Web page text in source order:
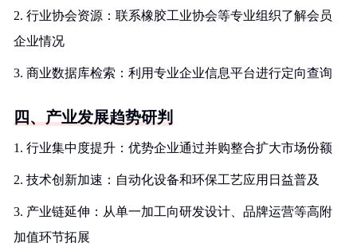
2. 行业协会资源：联系橡胶工业协会等专业组织了解会员
企业情况
3. 商业数据库检索：利用专业企业信息平台进行定向查询
四、产业发展趋势研判
1. 行业集中度提升：优势企业通过并购整合扩大市场份额
2. 技术创新加速：自动化设备和环保工艺应用日益普及
3. 产业链延伸：从单一加工向研发设计、品牌运营等高附
加值环节拓展